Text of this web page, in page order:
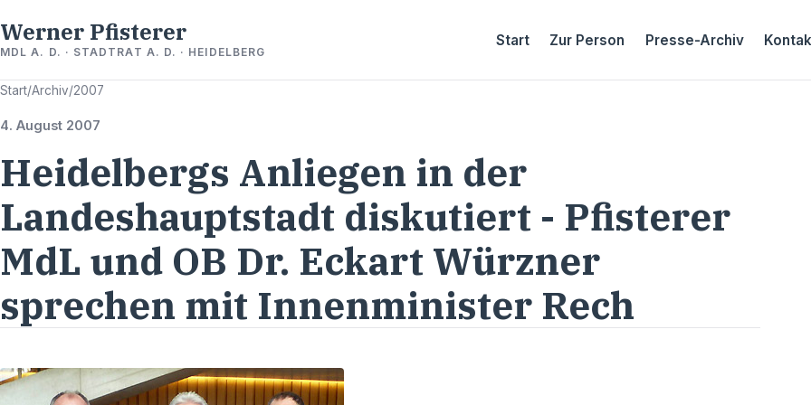
Werner Pfisterer
MDL A. D. · STADTRAT A. D. · HEIDELBERG
Start Zur Person Presse-Archiv
Start/Archiv/2007
4. August 2007
Heidelbergs Anliegen in der
Landeshauptstadt diskutiert - Pfisterer
MdL und OB Dr. Eckart Würzner
sprechen mit Innenminister Rech